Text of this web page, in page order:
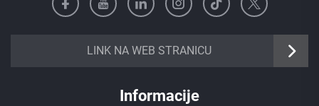
LINK NA WEB STRANICU
https://senangbz.en.alibaba.com
Informacije